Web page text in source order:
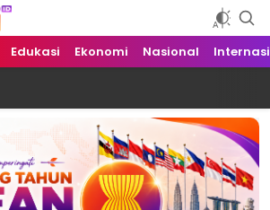
Edukasi Ekonomi Nasional